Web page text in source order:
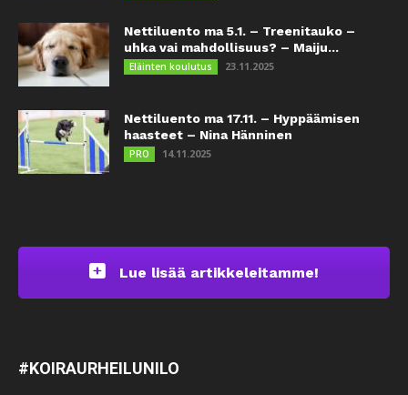
Nettiluento ma 5.1. – Treenitauko –
uhka vai mahdollisuus? – Maiju...
Eläinten koulutus 23.11.2025
Nettiluento ma 17.11. – Hyppäämisen
haasteet – Nina Hänninen
PRO 14.11.2025
Lue lisää artikkeleitamme!
#KOIRAURHEILUNILO